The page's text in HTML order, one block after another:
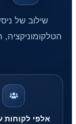
שילוב של
אלפי לקוחות